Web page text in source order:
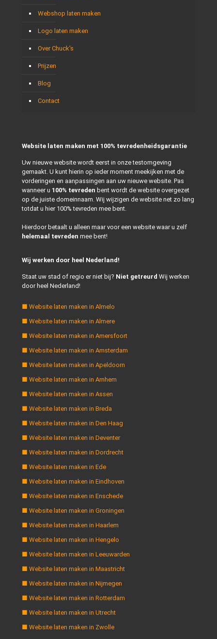
Webshop laten maken
Logo laten maken
Over Chuck’s
Prijzen
Blog
Contact
Website laten maken met 100% tevredenheidsgarantie
Uw nieuwe website wordt eerst in onze testomgeving
gemaakt. U kunt hierin op ieder moment meekijken met de
vorderingen en aanpassingen aan uw nieuwe website. Pas
wanneer u 100% tevreden bent wordt de website overgezet
op de juiste domeinnaam. Wij wijzigen de website net zo lang
totdat u hier 100% tevreden mee bent.
Hierdoor betaalt u alleen maar voor een website waar u zelf
helemaal tevreden mee bent!
Wij werken door heel Nederland!
Staat uw stad of regio er niet bij? Niet getreurd Wij werken
door heel Nederland!
■ Website laten maken in Almelo
■ Website laten maken in Almere
■ Website laten maken in Amersfoort
■ Website laten maken in Amsterdam
■ Website laten maken in Apeldoorn
■ Website laten maken in Arnhem
■ Website laten maken in Assen
■ Website laten maken in Breda
■ Website laten maken in Den Haag
■ Website laten maken in Deventer
■ Website laten maken in Dordrecht
■ Website laten maken in Ede
■ Website laten maken in Eindhoven
■ Website laten maken in Enschede
■ Website laten maken in Groningen
■ Website laten maken in Haarlem
■ Website laten maken in Hengelo
■ Website laten maken in Leeuwarden
■ Website laten maken in Maastricht
■ Website laten maken in Nijmegen
■ Website laten maken in Rotterdam
■ Website laten maken in Utrecht
■ Website laten maken in Zwolle